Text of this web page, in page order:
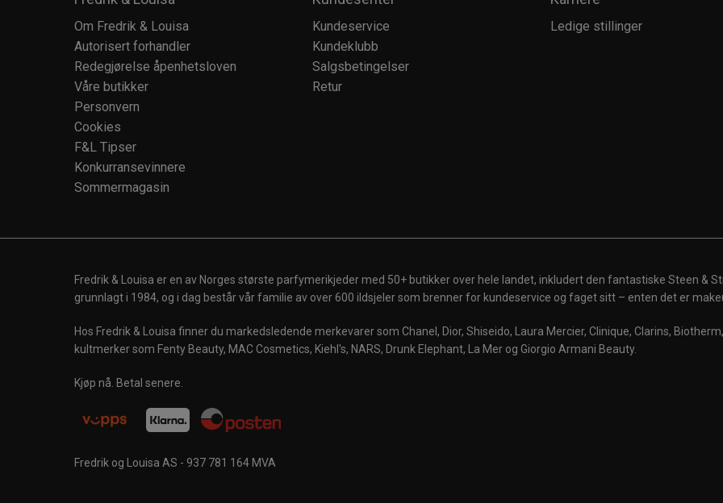
Om Fredrik & Louisa
Autorisert forhandler
Redegjørelse åpenhetsloven
Våre butikker
Personvern
Cookies
F&L Tipser
Konkurransevinnere
Sommermagasin
Kundeservice
Kundeklubb
Salgsbetingelser
Retur
Ledige stillinger
Fredrik & Louisa er en av Norges største parfymerikjeder med 50+ butikker over hele landet, inkludert den fantastiske Steen &
grunnlagt i 1984, og i dag består vår familie av over 600 ildsjeler som brenner for kundeservice og faget sitt – enten det er
Hos Fredrik & Louisa finner du markedsledende merkevarer som Chanel, Dior, Shiseido, Laura Mercier, Clinique, Clarins,
kultmerker som Fenty Beauty, MAC Cosmetics, Kiehl's, NARS, Drunk Elephant, La Mer og Giorgio Armani Beauty.
Kjøp nå. Betal senere.
Fredrik og Louisa AS - 937 781 164 MVA